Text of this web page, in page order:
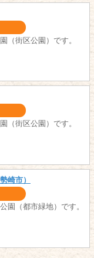
（街区公園）です。
（街区公園）です。
崎市）
園（都市緑地）です。